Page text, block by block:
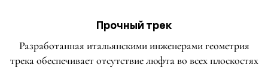
Прочный трек
Разработанная итальянскими инженерами геометрия
трека обеспечивает отсутствие люфта во всех плоскостях